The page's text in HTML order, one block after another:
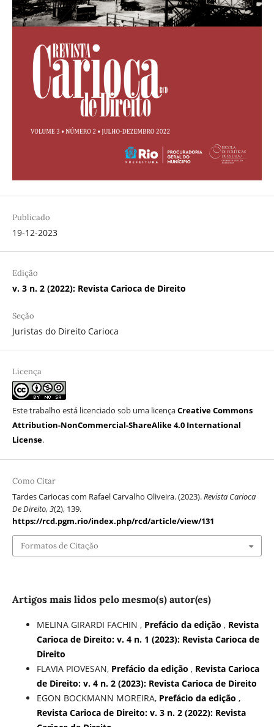
Publicado
19-12-2023
Edição
v. 3 n. 2 (2022): Revista Carioca de Direito
Seção
Juristas do Direito Carioca
Licença
Este trabalho está licenciado sob uma licençaCreative Commons
Attribution-NonCommercial-ShareAlike 4.0 International
License.
Como Citar
Tardes Cariocas com Rafael Carvalho Oliveira. (2023).Revista Carioca
De Direito,3(2), 139.
https://rcd.pgm.rio/index.php/rcd/article/view/131
Formatos de Citação
Artigos mais lidos pelo mesmo(s) autor(es)
MELINA GIRARDI FACHIN , Prefácio da edição , Revista
Carioca de Direito: v. 4 n. 1 (2023): Revista Carioca de
Direito
FLAVIA PIOVESAN, Prefácio da edição , Revista Carioca
de Direito: v. 4 n. 2 (2023): Revista Carioca de Direito
EGON BOCKMANN MOREIRA, Prefácio da edição ,
Revista Carioca de Direito: v. 3 n. 2 (2022): Revista